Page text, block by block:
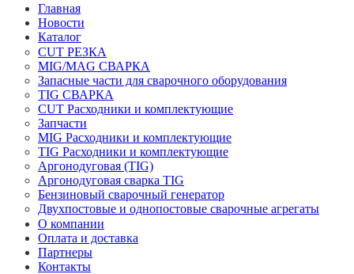
Главная
Новости
Каталог
CUT РЕЗКА
MIG/MAG СВАРКА
Запасные части для сварочного оборудования
TIG СВАРКА
CUT Расходники и комплектующие
Запчасти
MIG Расходники и комплектующие
TIG Расходники и комплектующие
Аргонодуговая (TIG)
Аргонодуговая сварка TIG
Бензиновый сварочный генератор
Двухпостовые и однопостовые сварочные агрегаты
О компании
Оплата и доставка
Партнеры
Контакты